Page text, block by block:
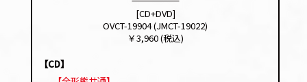
[CD+DVD]
OVCT-19904 (JMCT-19022)
￥3,960 (税込)
【CD】